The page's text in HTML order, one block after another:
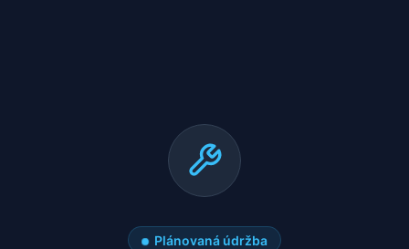
Plánovaná údržba